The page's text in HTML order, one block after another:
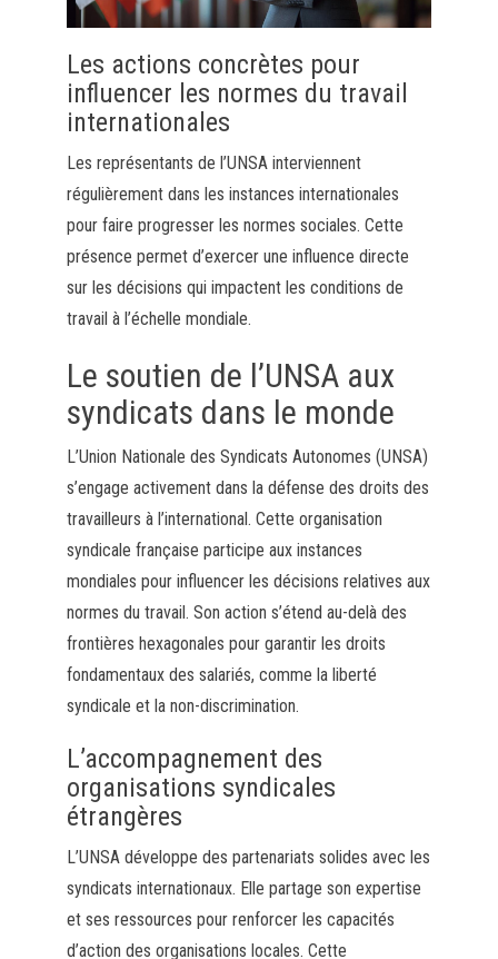
Les actions concrètes pour
influencer les normes du travail
internationales
Les représentants de l’UNSA interviennent
régulièrement dans les instances internationales
pour faire progresser les normes sociales. Cette
présence permet d’exercer une influence directe
sur les décisions qui impactent les conditions de
travail à l’échelle mondiale.
Le soutien de l’UNSA aux
syndicats dans le monde
L’Union Nationale des Syndicats Autonomes (UNSA)
s’engage activement dans la défense des droits des
travailleurs à l’international. Cette organisation
syndicale française participe aux instances
mondiales pour influencer les décisions relatives aux
normes du travail. Son action s’étend au-delà des
frontières hexagonales pour garantir les droits
fondamentaux des salariés, comme la liberté
syndicale et la non-discrimination.
L’accompagnement des
organisations syndicales
étrangères
L’UNSA développe des partenariats solides avec les
syndicats internationaux. Elle partage son expertise
et ses ressources pour renforcer les capacités
d’action des organisations locales. Cette